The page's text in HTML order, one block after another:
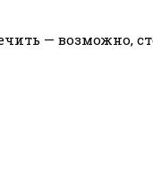
— возможно,